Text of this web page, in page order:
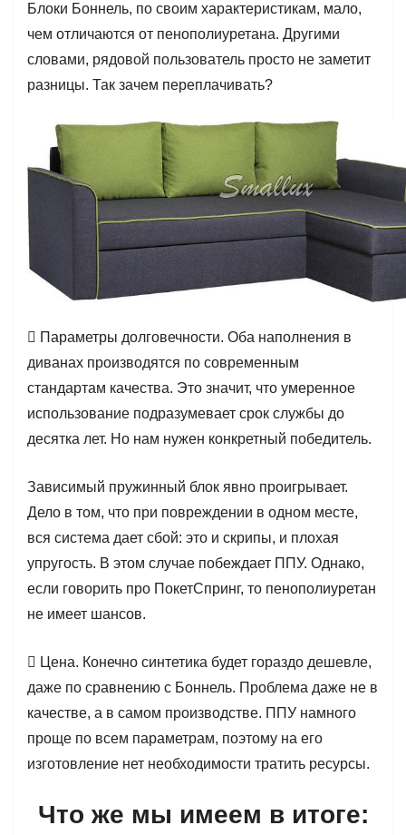
Блоки Боннель, по своим характеристикам, мало,
чем отличаются от пенополиуретана. Другими
словами, рядовой пользователь просто не заметит
разницы. Так зачем переплачивать?
 Параметры долговечности. Оба наполнения в
диванах производятся по современным
стандартам качества. Это значит, что умеренное
использование подразумевает срок службы до
десятка лет. Но нам нужен конкретный победитель.
Зависимый пружинный блок явно проигрывает.
Дело в том, что при повреждении в одном месте,
вся система дает сбой: это и скрипы, и плохая
упругость. В этом случае побеждает ППУ. Однако,
если говорить про ПокетСпринг, то пенополиуретан
не имеет шансов.
 Цена. Конечно синтетика будет гораздо дешевле,
даже по сравнению с Боннель. Проблема даже не в
качестве, а в самом производстве. ППУ намного
проще по всем параметрам, поэтому на его
изготовление нет необходимости тратить ресурсы.
Что же мы имеем в итоге: